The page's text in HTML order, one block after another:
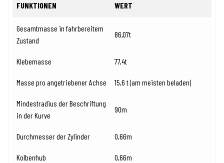
FUNKTIONEN WERT
Gesamtmasse in fahrbereitem
Zustand
86,07t
Klebemasse 77,4t
Masse pro angetriebener Achse 15,6 t (am meisten beladen)
Mindestradius der Beschriftung
in der Kurve
90m
Durchmesser der Zylinder 0,66m
Kolbenhub 0,66m